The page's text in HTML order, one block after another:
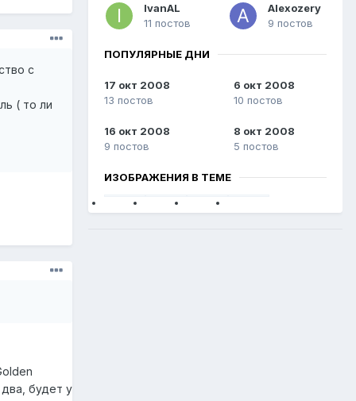
с
( то ли
будет у
IvanAL
11 постов
Alexozery
9 постов
ПОПУЛЯРНЫЕ ДНИ
17 окт 2008
13 постов
6 окт 2008
10 постов
16 окт 2008
9 постов
8 окт 2008
5 постов
ИЗОБРАЖЕНИЯ В ТЕМЕ